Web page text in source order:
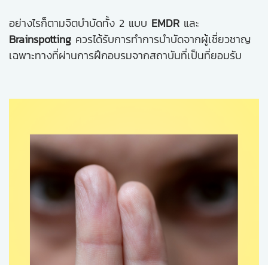
อย่างไรก็ตามจิตบำบัดทั้ง 2 แบบ EMDR และ
Brainspotting ควรได้รับการทำการบำบัดจากผู้เชี่ยวชาญ
เฉพาะทางที่ผ่านการฝึกอบรมจากสถาบันที่เป็นที่ยอมรับ